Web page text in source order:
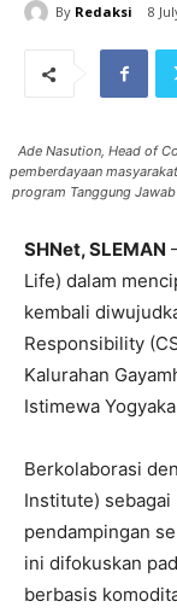
By Redaksi 8
Ade Nasution, Head of
pemberdayaan
program Tanggung
SHNet, SLEMAN
Life) dalam
kembali
Responsibility
Kalurahan
Istimewa
Berkolaborasi
Institute) sebagai
pendampingan
ini difokuskan
berbasis